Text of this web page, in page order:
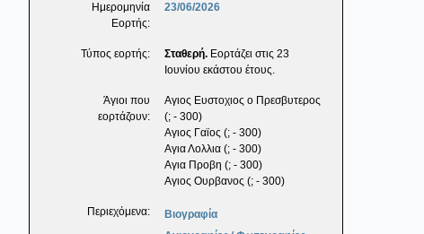
Ημερομηνία
Εορτής:
23/06/2026
Τύπος εορτής: Σταθερή. Εορτάζει στις 23
Ιουνίου εκάστου έτους.
Άγιοι που
εορτάζουν:
Αγιος Ευστοχιος ο Πρεσβυτερος
(; - 300)
Αγιος Γαϊος (; - 300)
Αγια Λολλια (; - 300)
Αγια Προβη (; - 300)
Αγιος Ουρβανος (; - 300)
Περιεχόμενα:
Βιογραφία